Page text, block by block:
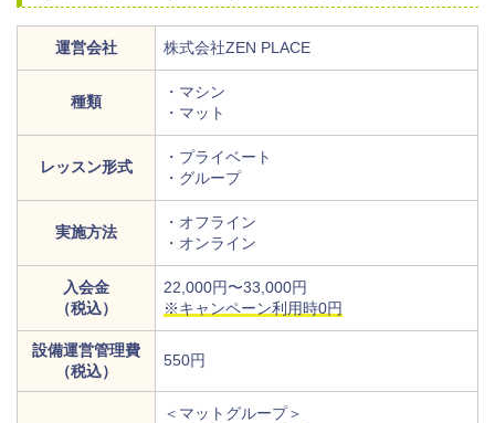
運営会社 株式会社ZEN PLACE
種類
・マシン
・マット
レッスン形式
・プライベート
・グループ
実施方法
・オフライン
・オンライン
入会金
（税込）
22,000円〜33,000円
※キャンペーン利用時0円
設備運営管理費
（税込）
550円
＜マットグループ＞